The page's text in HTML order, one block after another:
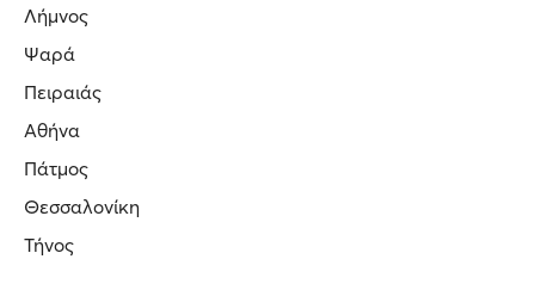
Λήμνος
Ψαρά
Πειραιάς
Αθήνα
Πάτμος
Θεσσαλονίκη
Τήνος